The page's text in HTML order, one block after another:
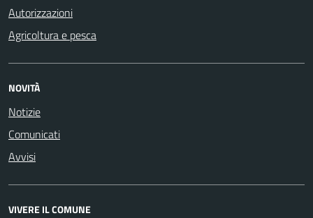
Autorizzazioni
Agricoltura e pesca
NOVITÀ
Notizie
Comunicati
Avvisi
VIVERE IL COMUNE